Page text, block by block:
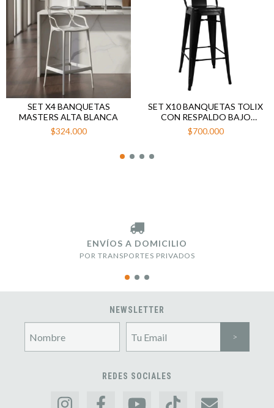
SET X4 BANQUETAS
MASTERS ALTA BLANCA
$324.000
SET X10 BANQUETAS TOLIX
CON RESPALDO BAJO
NEGRO
$700.000
ENVÍOS A DOMICILIO
POR TRANSPORTES PRIVADOS
NEWSLETTER
REDES SOCIALES